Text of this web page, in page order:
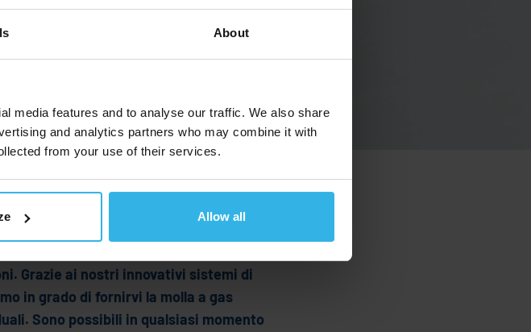
About
media features and to analyse our traffic. We also share
and analytics partners who may combine it with
from your use of their services.
Allow all
per i vostri mobili, i sedili dei
Grazie ai nostri innovativi sistemi di
in grado di fornirvi la molla a gas
Sono possibili in qualsiasi momento